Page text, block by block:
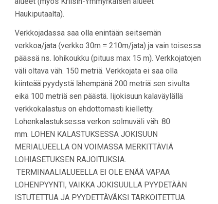
Haukiputaalta).
Verkkojadassa saa olla enintään seitsemän
verkkoa/jata (verkko 30m = 210m/jata) ja vain toisessa
päässä ns. lohikoukku (pituus max 15 m). Verkkojatojen
väli oltava väh. 150 metriä. Verkkojata ei saa olla
kiinteää pyydystä lähempänä 200 metriä sen sivulta
eikä 100 metriä sen päästä. Iijokisuun kalaväylällä
verkkokalastus on ehdottomasti kielletty.
Lohenkalastuksessa verkon solmuväli väh. 80
mm. LOHEN KALASTUKSESSA JOKISUUN
MERIALUEELLA ON VOIMASSA MERKITTÄVIÄ
LOHIASETUKSEN RAJOITUKSIA.
TERMINAALIALUEELLA EI OLE ENÄÄ VAPAA
LOHENPYYNTI, VAIKKA JOKISUULLA PYYDETÄÄN
ISTUTETTUA JA PYYDETTÄVÄKSI TARKOITETTUA